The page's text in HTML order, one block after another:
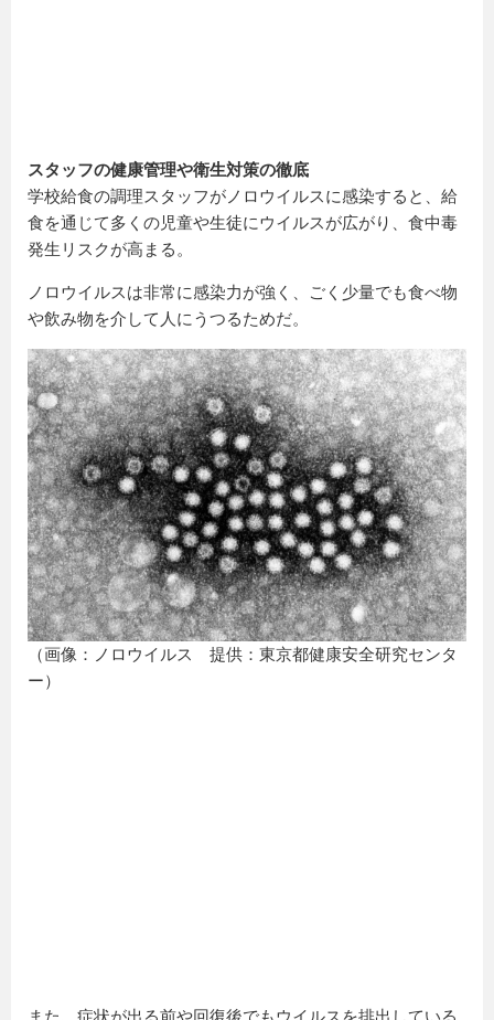
スタッフの健康管理や衛生対策の徹底
学校給食の調理スタッフがノロウイルスに感染すると、給
食を通じて多くの児童や生徒にウイルスが広がり、食中毒
発生リスクが高まる。
ノロウイルスは非常に感染力が強く、ごく少量でも食べ物
や飲み物を介して人にうつるためだ。
（画像：ノロウイルス 提供：東京都健康安全研究センタ
ー）